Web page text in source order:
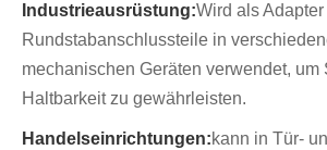
Industrieausrüstung:Wird als Adapter
Rundstabanschlussteile in
mechanischen Geräten verwendet, um
Haltbarkeit zu gewährleisten.
Handelseinrichtungen:kann in Tür-